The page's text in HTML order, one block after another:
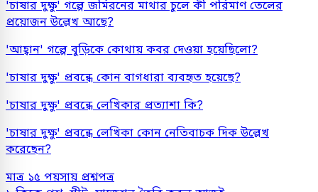
'চাষার দুক্ষু' গল্পে জমিরনের মাথার চুলে কী পরিমাণ তেলের
প্রয়োজন উল্লেখ আছে?
'আহ্বান' গল্পে বুড়িকে কোথায় কবর দেওয়া হয়েছিলো?
'চাষার দুক্ষু' প্রবন্ধে কোন বাগধারা ব্যবহৃত হয়েছে?
'চাষার দুক্ষু' প্রবন্ধে লেখিকার প্রত্যাশা কি?
'চাষার দুক্ষু' প্রবন্ধে লেখিকা কোন নেতিবাচক দিক উল্লেখ
করেছেন?
মাত্র ১৫ পয়সায় প্রশ্নপত্র